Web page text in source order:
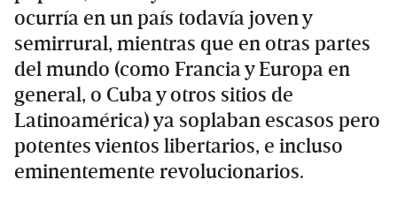
ocurría en un país todavía joven y
semirrural, mientras que en otras partes
del mundo (como Francia y Europa en
general, o Cuba y otros sitios de
Latinoamérica) ya soplaban escasos pero
potentes vientos libertarios, e incluso
eminentemente revolucionarios.